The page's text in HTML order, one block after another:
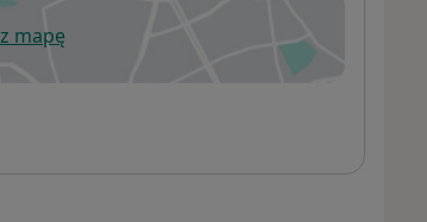
mapęsię w nowej karcie